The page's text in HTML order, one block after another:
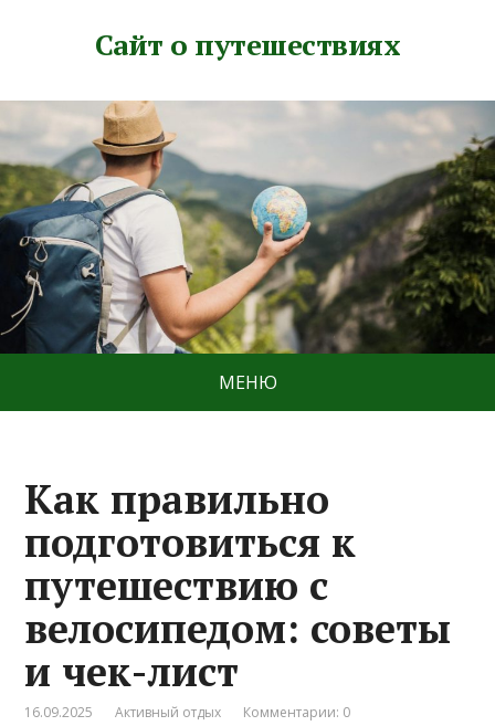
Сайт о путешествиях
МЕНЮ
Как правильно
подготовиться к
путешествию с
велосипедом: советы
и чек-лист
16.09.2025 Активный отдых Комментарии: 0